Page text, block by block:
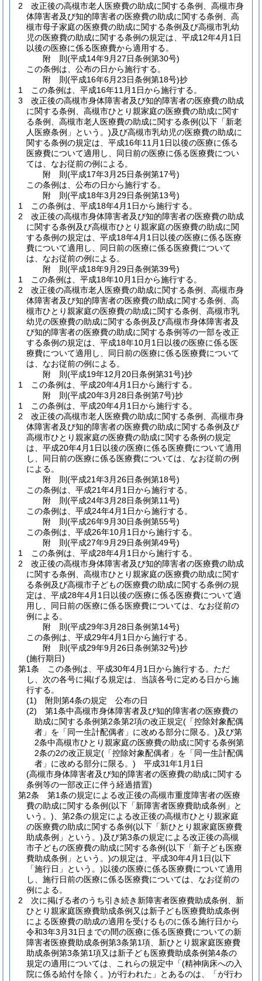
2
改正後の高槻市老人医療費の助成に関する条例、高槻市身
体障害者及び知的障害者の医療費の助成に関する条例、高
槻市母子家庭の医療費の助成に関する条例及び高槻市乳幼
児の医療費の助成に関する条例の規定は、平成12年4月1日
以後の医療に係る医療費から適用する。
附 則(平成14年9月27日条例第30号)
この条例は、公布の日から施行する。
附 則(平成16年6月23日条例第18号)抄
1
この条例は、平成16年11月1日から施行する。
3
改正後の高槻市身体障害者及び知的障害者の医療費の助成
に関する条例、高槻市ひとり親家庭の医療費の助成に関す
る条例、高槻市老人医療費の助成に関する条例(以下「新老
人医療条例」という。)及び高槻市乳幼児の医療費の助成に
関する条例の規定は、平成16年11月1日以後の医療に係る
医療費について適用し、同日前の医療に係る医療費につい
ては、なお従前の例による。
附 則(平成17年3月25日条例第17号)
この条例は、公布の日から施行する。
附 則(平成18年3月29日条例第13号)
1
この条例は、平成18年4月1日から施行する。
2
改正後の高槻市身体障害者及び知的障害者の医療費の助成
に関する条例及び高槻市ひとり親家庭の医療費の助成に関
する条例の規定は、平成18年4月1日以後の医療に係る医療
費について適用し、同日前の医療に係る医療費について
は、なお従前の例による。
附 則(平成18年9月29日条例第39号)
1
この条例は、平成18年10月1日から施行する。
2
改正後の高槻市老人医療費の助成に関する条例、高槻市身
体障害者及び知的障害者の医療費の助成に関する条例、高
槻市ひとり親家庭の医療費の助成に関する条例、高槻市乳
幼児の医療費の助成に関する条例及び高槻市身体障害者及
び知的障害者の医療費の助成に関する条例等の一部を改正
する条例の規定は、平成18年10月1日以後の医療に係る医
療費について適用し、同日前の医療に係る医療費について
は、なお従前の例による。
附 則(平成19年12月20日条例第31号)抄
1
この条例は、平成20年4月1日から施行する。
附 則(平成20年3月28日条例第7号)抄
1
この条例は、平成20年4月1日から施行する。
2
改正後の高槻市老人医療費の助成に関する条例、高槻市身
体障害者及び知的障害者の医療費の助成に関する条例及び
高槻市ひとり親家庭の医療費の助成に関する条例の規定
は、平成20年4月1日以後の医療に係る医療費について適用
し、同日前の医療に係る医療費については、なお従前の例
による。
附 則(平成21年3月26日条例第18号)
この条例は、平成21年4月1日から施行する。
附 則(平成24年3月28日条例第11号)
この条例は、平成24年4月1日から施行する。
附 則(平成26年9月30日条例第55号)
この条例は、平成26年10月1日から施行する。
附 則(平成27年9月29日条例第49号)
1
この条例は、平成28年4月1日から施行する。
2
改正後の高槻市身体障害者及び知的障害者の医療費の助成
に関する条例、高槻市ひとり親家庭の医療費の助成に関す
る条例及び高槻市子どもの医療費の助成に関する条例の規
定は、平成28年4月1日以後の医療に係る医療費について適
用し、同日前の医療に係る医療費については、なお従前の
例による。
附 則(平成29年3月28日条例第14号)
この条例は、平成29年4月1日から施行する。
附 則(平成29年9月26日条例第32号)抄
(施行期日)
第1条
この条例は、平成30年4月1日から施行する。 ただ
し、次の各号に掲げる規定は、当該各号に定める日から施
行する。
(1)
附則第4条の規定 公布の日
(2)
第1条中高槻市身体障害者及び知的障害者の医療費の
助成に関する条例第2条第2項の改正規定(「控除対象配偶
者」を「同一生計配偶者」に改める部分に限る。)及び第
2条中高槻市ひとり親家庭の医療費の助成に関する条例第
2条の2の改正規定(「控除対象配偶者」を「同一生計配偶
者」に改める部分に限る。) 平成31年1月1日
(高槻市身体障害者及び知的障害者の医療費の助成に関する
条例等の一部改正に伴う経過措置)
第2条
第1条の規定による改正後の高槻市重度障害者の医療
費の助成に関する条例(以下「新障害者医療費助成条例」と
いう。) 、第2条の規定による改正後の高槻市ひとり親家庭
の医療費の助成に関する条例(以下「新ひとり親家庭医療費
助成条例」という。)及び第3条の規定による改正後の高槻
市子どもの医療費の助成に関する条例(以下「新子ども医療
費助成条例」という。)の規定は、平成30年4月1日(以下
「施行日」という。)以後の医療に係る医療費について適用
し、施行日前の医療に係る医療費については、なお従前の
例による。
2
次に掲げる者のうち引き続き新障害者医療費助成条例、新
ひとり親家庭医療費助成条例又は新子ども医療費助成条例
による医療費の助成の適用を受けるものに係る施行日から
令和3年3月31日までの間の医療に係る医療費についての新
障害者医療費助成条例第3条第1項、新ひとり親家庭医療費
助成条例第3条第1項又は新子ども医療費助成条例第4条の
規定の適用については、これらの規定中「(精神病床への入
院に係る給付を除く。)が行われた」とあるのは、「が行わ